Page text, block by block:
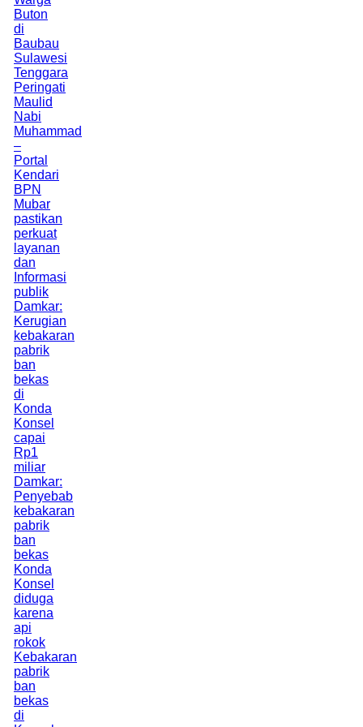
Buton
di
Baubau
Sulawesi
Tenggara
Peringati
Maulid
Nabi
Muhammad
–
Portal
Kendari
BPN
Mubar
pastikan
perkuat
layanan
dan
Informasi
publik
Damkar:
Kerugian
kebakaran
pabrik
ban
bekas
di
Konda
Konsel
capai
Rp1
miliar
Damkar:
Penyebab
kebakaran
pabrik
ban
bekas
Konda
Konsel
diduga
karena
api
rokok
Kebakaran
pabrik
ban
bekas
di